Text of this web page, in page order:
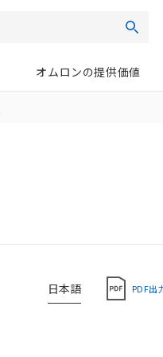
オムロンの提供価値
日本語 PDF出